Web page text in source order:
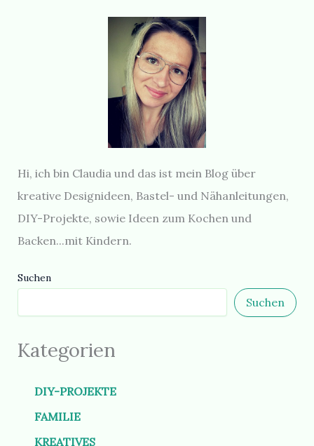
Hi, ich bin Claudia und das ist mein Blog über
kreative Designideen, Bastel- und Nähanleitungen,
DIY-Projekte, sowie Ideen zum Kochen und
Backen...mit Kindern.
Suchen
Suchen
Kategorien
DIY-PROJEKTE
FAMILIE
KREATIVES